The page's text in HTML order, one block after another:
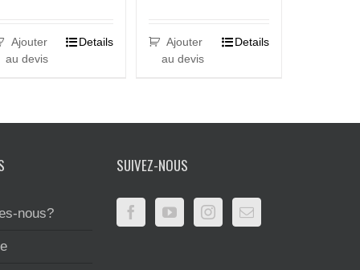
Ajouter
au devis
Details
Ajouter
au devis
Details
nous?
SUIVEZ-NOUS